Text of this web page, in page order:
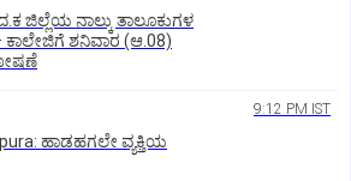
ಜಿಲ್ಲೆಯ ನಾಲ್ಕು ತಾಲೂಕುಗಳ
ಕಾಲೇಜಿಗೆ ಶನಿವಾರ (ಆ.08)
9:12 PM IST
ಹಾಡಹಗಲೇ ವ್ಯಕ್ತಿಯ